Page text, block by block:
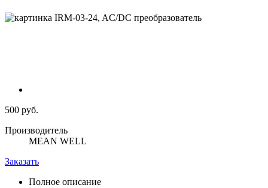
500 руб.
Производитель
MEAN WELL
Заказать
Полное описание